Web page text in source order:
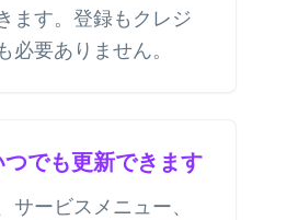
ます。登録もクレジ
必要ありません。
つでも更新できます
サービスメニュー、